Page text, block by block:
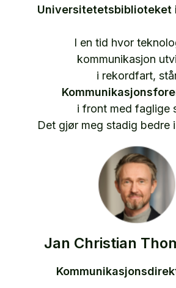
Universitetetsbiblioteket
I en tid hvor
kommunikasjon
i rekordfart,
i front med faglige
Det gjør meg stadig bedre
Jan Christian